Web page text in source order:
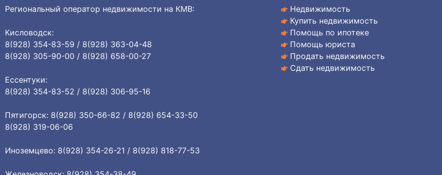
Региональный оператор недвижимости на КМВ:
Кисловодск:
8(928) 354-83-59 / 8(928) 363-04-48
8(928) 305-90-00 / 8(928) 658-00-27
Ессентуки:
8(928) 354-83-52 / 8(928) 306-95-16
Пятигорск: 8(928) 350-66-82 / 8(928) 654-33-50
8(928) 319-06-06
Иноземцево: 8(928) 354-26-21 / 8(928) 818-77-53
Недвижимость
Купить недвижимость
Помощь по ипотеке
Помощь юриста
Продать недвижимость
Сдать недвижимость